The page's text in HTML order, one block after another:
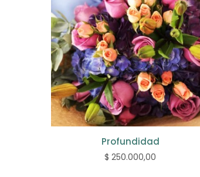
Profundidad
$ 250.000,00